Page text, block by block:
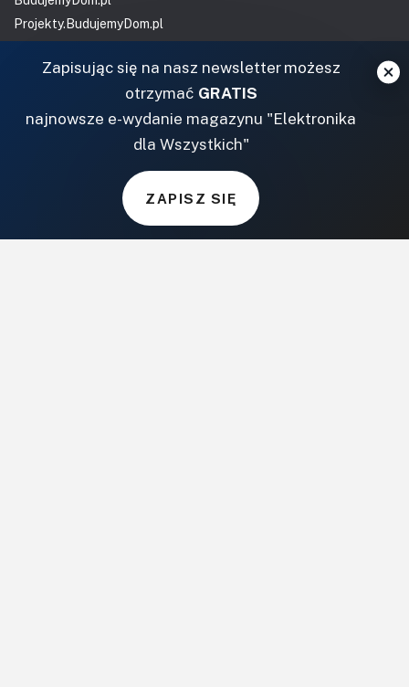
Projekty.BudujemyDom.pl
Informator Budownictwa
CzasNaWnetrze.pl
MagazynGitarzysta.pl
MagazynPerkusista.pl
Zapisując się na nasz newsletter możesz
otrzymać GRATIS
najnowsze e-wydanie magazynu "Elektronika
dla Wszystkich"
ZAPISZ SIĘ